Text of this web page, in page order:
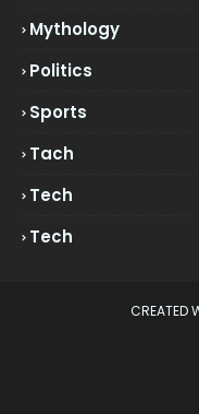
Mythology
Politics
Sports
Tach
Tech
Tech
CREATED